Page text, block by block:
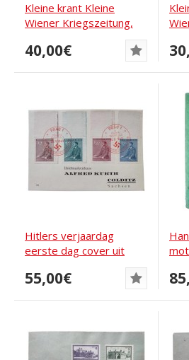
Kleine krant Kleine
Wiener Kriegszeitung,
40,00€
Hitlers verjaardag
eerste dag cover uit
55,00€